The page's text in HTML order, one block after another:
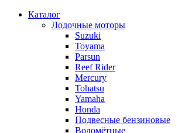
Каталог
Лодочные моторы
Suzuki
Toyama
Parsun
Reef Rider
Mercury
Tohatsu
Yamaha
Honda
Подвесные бензиновые
Водомётные